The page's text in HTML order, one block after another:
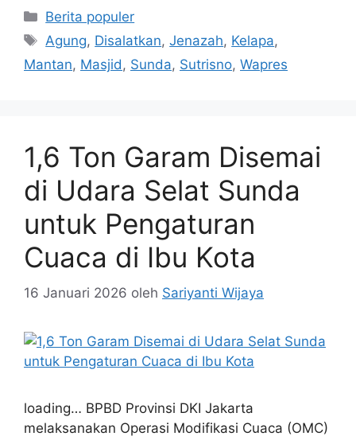
Kategori
Berita populer
Tag
Agung, Disalatkan,Jenazah, Kelapa,
Mantan, Masjid, Sunda, Sutrisno, Wapres
1,6 Ton Garam Disemai
di Udara Selat Sunda
untuk Pengaturan
Cuaca di Ibu Kota
16 Januari 2026 oleh Sariyanti Wijaya
loading… BPBD Provinsi DKI Jakarta
melaksanakan Operasi Modifikasi Cuaca (OMC)